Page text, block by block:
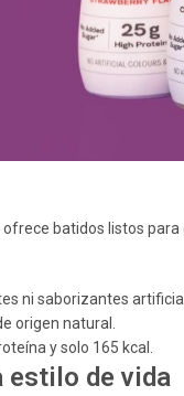
batidos listos
ni saborizantes
origen natural.
y solo 165 kcal.
estilo de vida